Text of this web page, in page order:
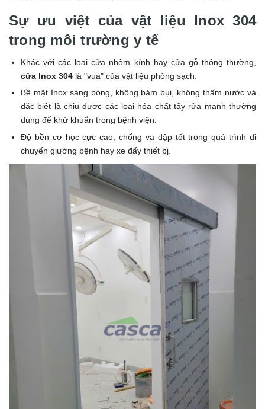
Sự ưu việt của vật liệu Inox 304
trong môi trường y tế
Khác với các loại cửa nhôm kính hay cửa gỗ thông thường,
cửa Inox 304 là "vua" của vật liệu phòng sạch.
Bề mặt Inox sáng bóng, không bám bụi, không thấm nước và
đặc biệt là chịu được các loại hóa chất tẩy rửa mạnh thường
dùng để khử khuẩn trong bệnh viện.
Độ bền cơ học cực cao, chống va đập tốt trong quá trình di
chuyển giường bệnh hay xe đẩy thiết bị.